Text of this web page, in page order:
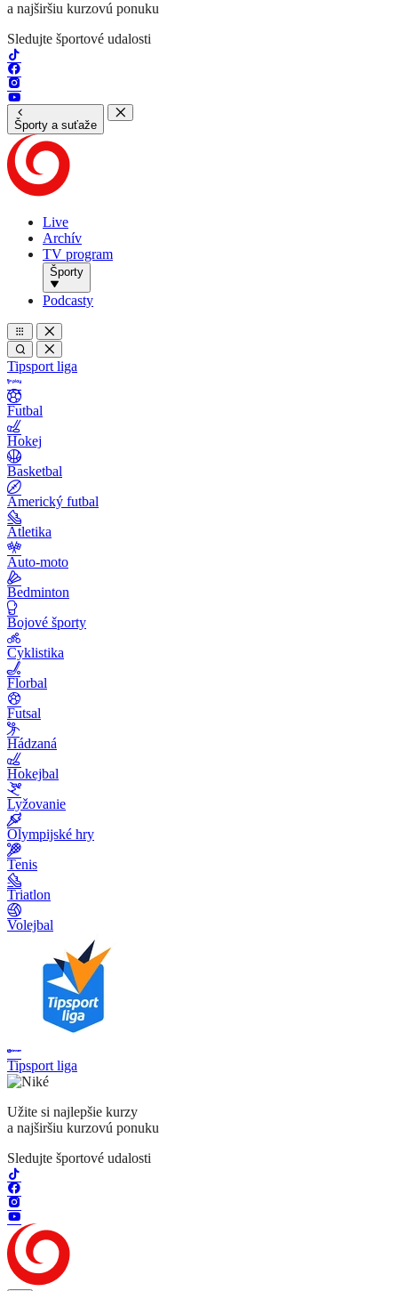
a najširšiu kurzovú ponuku
Sledujte športové udalosti
Športy a suťaže
Live
Archív
TV program
Športy
Podcasty
Tipsport liga
Futbal
Hokej
Basketbal
Americký futbal
Atletika
Auto-moto
Bedminton
Bojové športy
Cyklistika
Florbal
Futsal
Hádzaná
Hokejbal
Lyžovanie
Olympijské hry
Tenis
Triatlon
Volejbal
Tipsport liga
Užite si najlepšie kurzy
a najširšiu kurzovú ponuku
Sledujte športové udalosti